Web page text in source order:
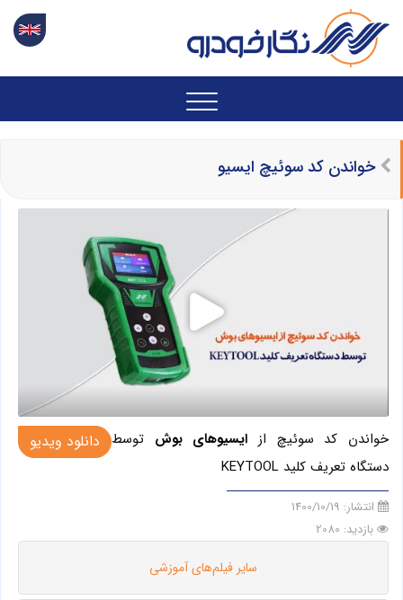
خواندن کد سوئیچ ایسیو
دانلود ویدیو خواندن کد سوئیچ از ایسیوهای بوش توسط
دستگاه تعریف کلید KEYTOOL
انتشار: 1400/10/19
بازدید: 2080
سایر فیلم‌های آموزشی